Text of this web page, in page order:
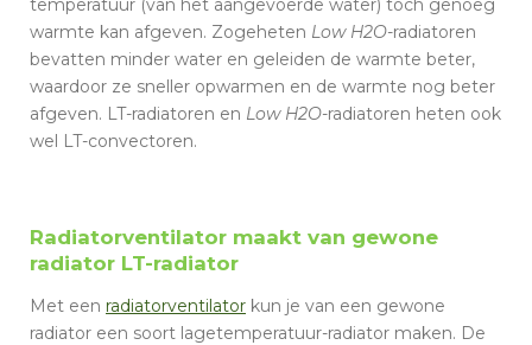
temperatuur (van het aangevoerde water) toch genoeg
warmte kan afgeven. Zogeheten Low H2O-radiatoren
bevatten minder water en geleiden de warmte beter,
waardoor ze sneller opwarmen en de warmte nog beter
afgeven. LT-radiatoren en Low H2O-radiatoren heten ook
wel LT-convectoren.
Radiatorventilator maakt van gewone
radiator LT-radiator
Met een radiatorventilator kun je van een gewone
radiator een soort lagetemperatuur-radiator maken. De